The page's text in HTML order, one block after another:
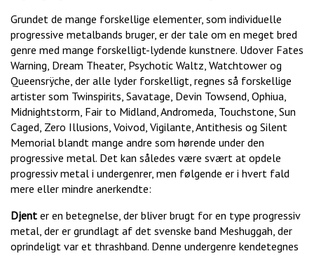
Grundet de mange forskellige elementer, som individuelle
progressive metalbands bruger, er der tale om en meget bred
genre med mange forskelligt-lydende kunstnere. Udover Fates
Warning, Dream Theater, Psychotic Waltz, Watchtower og
Queensrÿche, der alle lyder forskelligt, regnes så forskellige
artister som Twinspirits, Savatage, Devin Towsend, Ophiua,
Midnightstorm, Fair to Midland, Andromeda, Touchstone, Sun
Caged, Zero Illusions, Voivod, Vigilante, Antithesis og Silent
Memorial blandt mange andre som hørende under den
progressive metal. Det kan således være svært at opdele
progressiv metal i undergenrer, men følgende er i hvert fald
mere eller mindre anerkendte:
Djent er en betegnelse, der bliver brugt for en type progressiv
metal, der er grundlagt af det svenske band Meshuggah, der
oprindeligt var et thrashband. Denne undergenre kendetegnes